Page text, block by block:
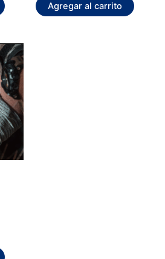
Agregar al carrito